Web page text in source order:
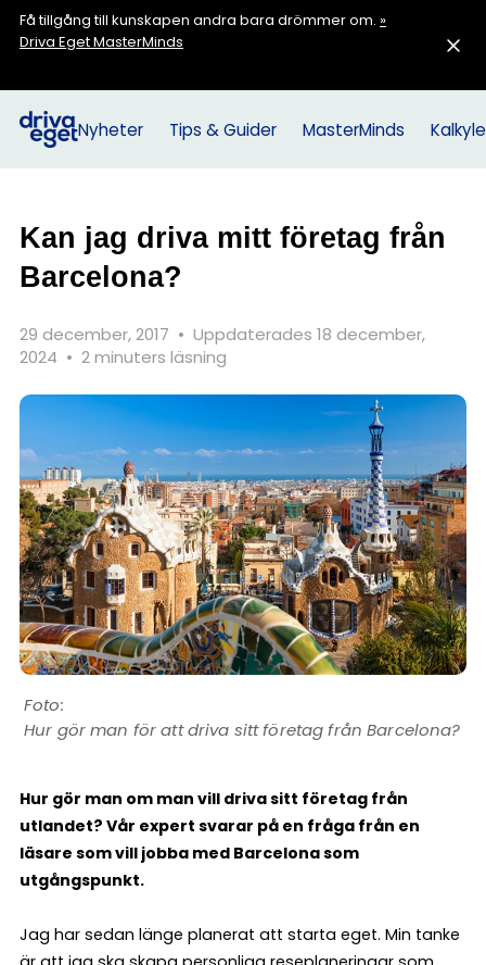
Få tillgång till kunskapen andra bara drömmer om. »
Driva Eget MasterMinds
Nyheter Tips & Guider MasterMinds
Kan jag driva mitt företag från
Barcelona?
29 december, 2017 • Uppdaterades 18 december,
2024 • 2 minuters läsning
Hur gör man för att driva sitt företag från Barcelona?
Hur gör man om man vill driva sitt företag från
utlandet? Vår expert svarar på en fråga från en
läsare som vill jobba med Barcelona som
utgångspunkt.
Jag har sedan länge planerat att starta eget. Min tanke